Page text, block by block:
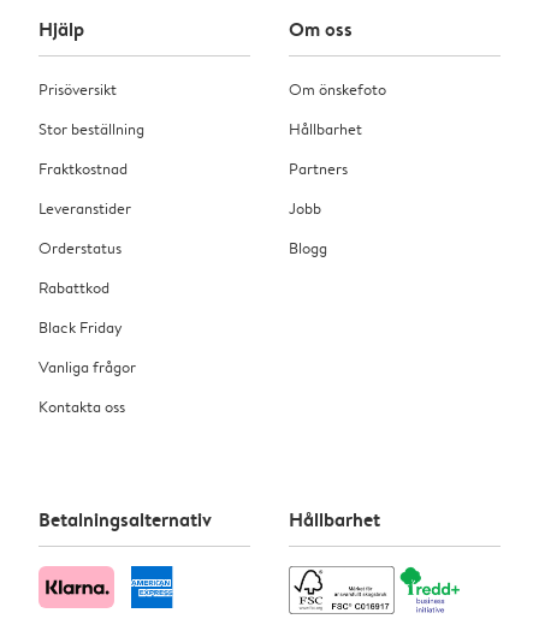
Hjälp
Prisöversikt
Stor beställning
Fraktkostnad
Leveranstider
Orderstatus
Rabattkod
Black Friday
Vanliga frågor
Kontakta oss
Om oss
Om önskefoto
Hållbarhet
Partners
Jobb
Blogg
Betalningsalternativ Hållbarhet